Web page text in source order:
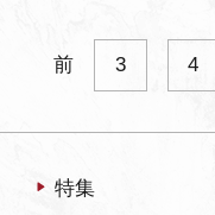
とも呼ばれ、あたり一
美しい苔で覆われた境
前 3 4
特集